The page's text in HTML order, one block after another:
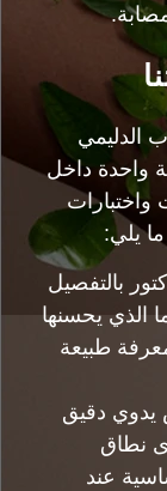
الدليمي
واحدة داخل
واختبارات
يلي:
بالتفصيل
الذي يحسنها
طبيعة
دقيق
نطاق
عند